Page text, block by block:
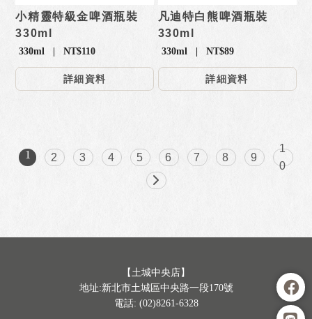
小精靈特級金啤酒瓶裝
330ml
330ml | NT$110
詳細資料
凡迪特白熊啤酒瓶裝
330ml
330ml | NT$89
詳細資料
1 2 3 4 5 6 7 8 9
1
0
【土城中央店】
地址:新北市土城區中央路一段170號
電話: (02)8261-6328